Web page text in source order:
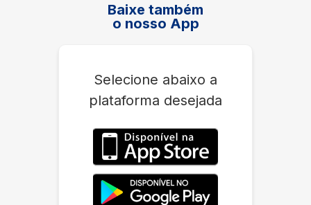
Baixe também
o nosso App
Selecione abaixo a
plataforma desejada